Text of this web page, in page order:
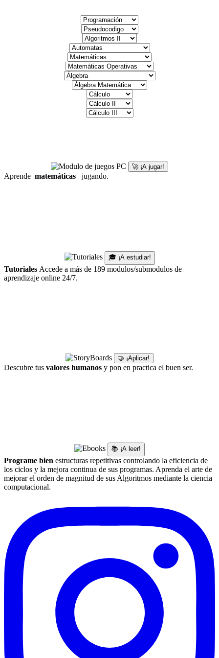
🚀 ¡A jugar!
Aprende matemáticas jugando.
🎓 ¡A estudiar!
Tutoriales Accede a más de 189 modulos/submodulos de
aprendizaje online 24/7.
🤝 ¡Aplicar!
Descubre tus valores humanos y pon en practica el buen ser.
📚 ¡A leer!
Programe bien estructuras repetitivas controlando la eficiencia de
los ciclos y la mejora continua de sus programas. Aprenda el arte de
mejorar el orden de magnitud de sus Algoritmos mediante la ciencia
computacional.